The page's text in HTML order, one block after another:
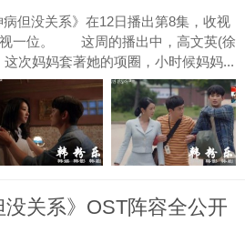
但没关系》在12日播出第8集，收视
视一位。 这周的播出中，高文英(徐
次妈妈套著她的项圈，小时候妈妈...
没关系》OST阵容全公开